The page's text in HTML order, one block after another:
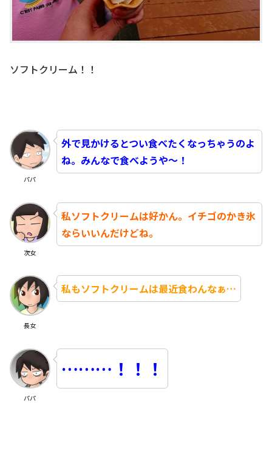
ソフトクリーム！！
パパ
外で見かけるとつい食べたくなっちゃうのよ
ね。みんなで食べようや～！
次女
私ソフトクリームは好かん。イチゴのかき氷
ならいいんだけどね。
長女
私もソフトクリームは最近食わんなぁ…
パパ
………！！！